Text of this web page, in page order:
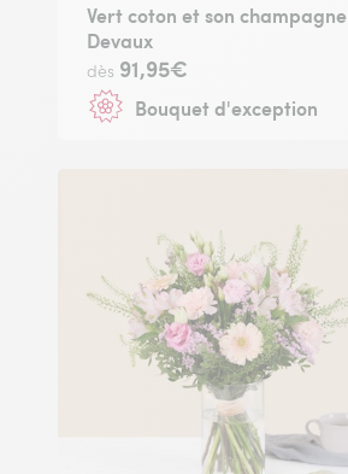
Vert coton et son champagne
Devaux
dès 91,95€
Bouquet d'exception